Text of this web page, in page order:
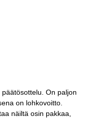
On paljon
on lohkovoitto.
näiltä osin pakkaa,